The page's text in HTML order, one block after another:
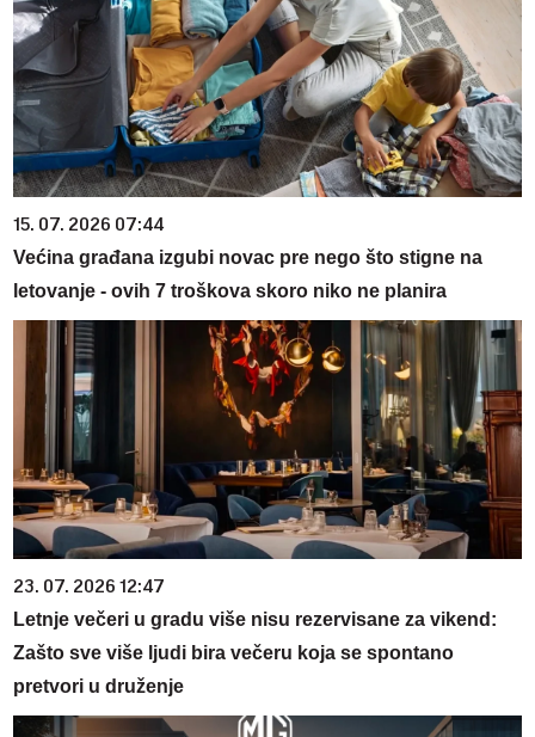
15. 07. 2026 07:44
Većina građana izgubi novac pre nego što stigne na
letovanje - ovih 7 troškova skoro niko ne planira
23. 07. 2026 12:47
Letnje večeri u gradu više nisu rezervisane za vikend:
Zašto sve više ljudi bira večeru koja se spontano
pretvori u druženje